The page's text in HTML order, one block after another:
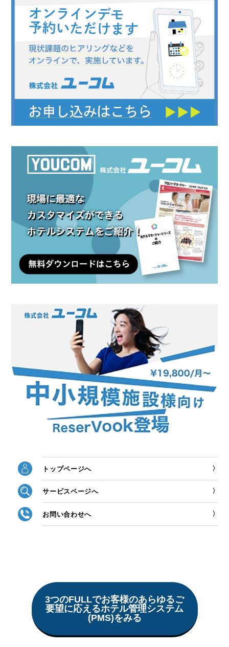
トップページへ
サービスページへ
お問い合わせへ
3つのFULLでお客様のあらゆるご
要望に応えるホテル管理システム
(PMS)をみる